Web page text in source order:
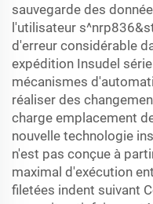
sauvegarde des
l'utilisateur
d'erreur considérable
expédition Insudel
mécanismes
réaliser des
charge emplacement
nouvelle technologie
n'est pas conçue à
maximal d'exécution
filetées indent suivant